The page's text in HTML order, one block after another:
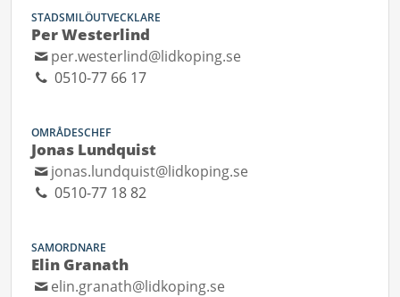
STADSMILÖUTVECKLARE
Per Westerlind
per.westerlind@lidkoping.se
0510-77 66 17
OMRÅDESCHEF
Jonas Lundquist
jonas.lundquist@lidkoping.se
0510-77 18 82
SAMORDNARE
Elin Granath
elin.granath@lidkoping.se